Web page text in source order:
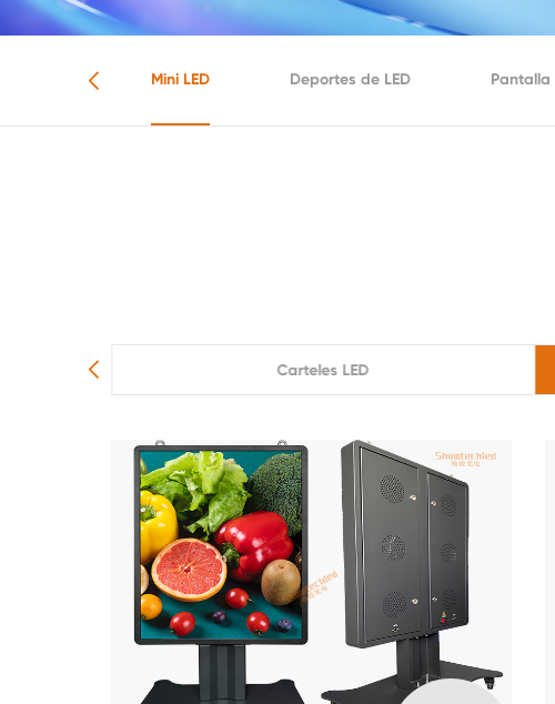
Mini LED Deportes de LED Pantalla
Carteles LED